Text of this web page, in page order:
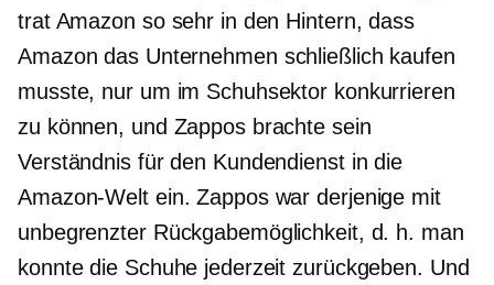
trat Amazon so sehr in den Hintern, dass
Amazon das Unternehmen schließlich kaufen
musste, nur um im Schuhsektor konkurrieren
zu können, und Zappos brachte sein
Verständnis für den Kundendienst in die
Amazon-Welt ein. Zappos war derjenige mit
unbegrenzter Rückgabemöglichkeit, d. h. man
konnte die Schuhe jederzeit zurückgeben. Und